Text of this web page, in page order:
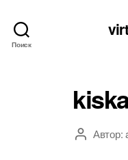
Поиск
АвторАвтор: